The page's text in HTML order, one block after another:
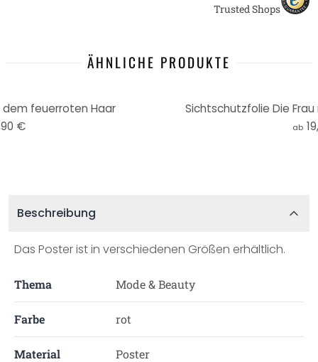
Trusted Shops
ÄHNLICHE PRODUKTE
dem feuerroten Haar
€
Sichtschutzfolie Die
ab
Beschreibung
Das Poster ist in verschiedenen Größen erhältlich.
Thema Mode & Beauty
Farbe rot
Material Poster